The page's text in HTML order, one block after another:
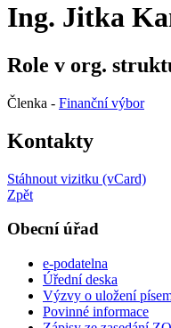
Ing. Jitka
Role v org.
Členka - Finanční výbor
Kontakty
Stáhnout vizitku (vCard)
Zpět
Obecní úřad
e-podatelna
Úřední deska
Výzvy o uložení
Povinné informace